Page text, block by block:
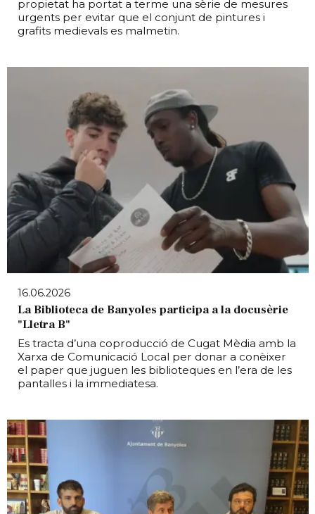
propietat ha portat a terme una sèrie de mesures
urgents per evitar que el conjunt de pintures i
grafits medievals es malmetin.
16.06.2026
La Biblioteca de Banyoles participa a la docusèrie
"Lletra B"
Es tracta d’una coproducció de Cugat Mèdia amb la
Xarxa de Comunicació Local per donar a conèixer
el paper que juguen les biblioteques en l’era de les
pantalles i la immediatesa.